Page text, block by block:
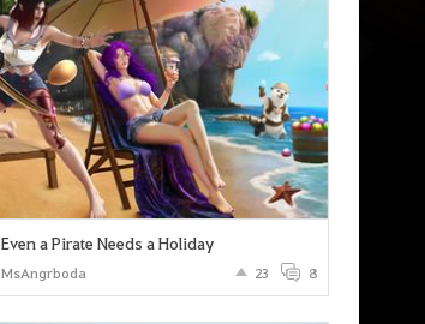
Even a Pirate Needs a Holiday
MsAngrboda 23 8